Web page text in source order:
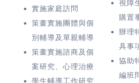
實施家庭訪問
策畫實施團體與個
別輔導及單親輔導
策畫實施諮商及個
案研究、心理治療
學生輔導工作研究
視障
購置
辦理
具事
協助
編班